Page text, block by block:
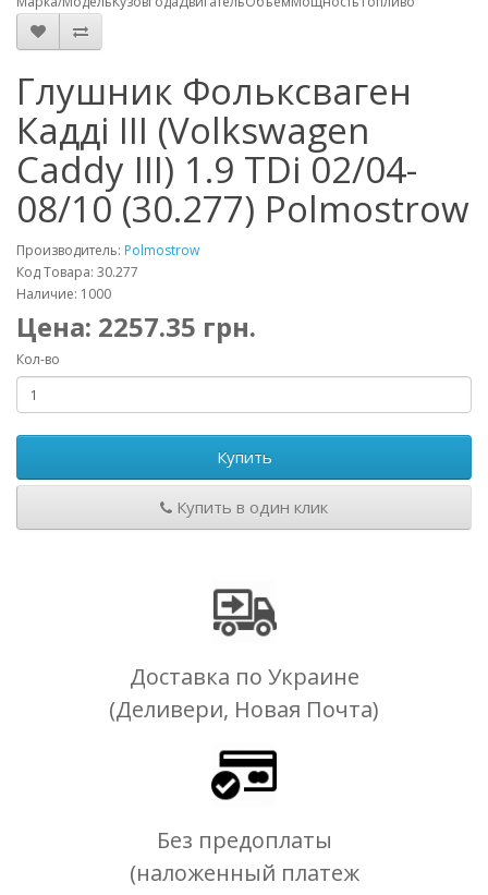
Глушник Фольксваген
Кадді III (Volkswagen
Caddy III) 1.9 TDi 02/04-
08/10 (30.277) Polmostrow
Производитель: Polmostrow
Код Товара: 30.277
Наличие: 1000
Цена: 2257.35 грн.
Кол-во
Купить
Купить в один клик
Доставка по Украине
(Деливери, Новая Почта)
Без предоплаты
(наложенный платеж